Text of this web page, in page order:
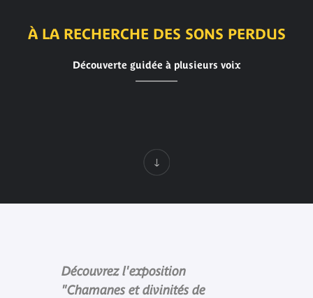
À LA RECHERCHE DES SONS PERDUS
Découverte guidée à plusieurs voix
Découvrez l'exposition
"Chamanes et divinités de